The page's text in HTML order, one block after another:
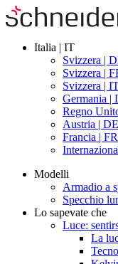
Italia | IT
Svizzera |
Svizzera |
Svizzera |
Germania |
Regno
Austria | DE
Francia | FR
Modelli
Armadio a
Specchio
Lo sapevate che
Luce:
La